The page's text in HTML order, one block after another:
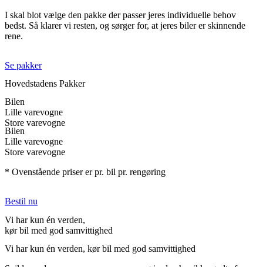
I skal blot vælge den pakke der passer jeres individuelle behov
bedst. Så klarer vi resten, og sørger for, at jeres biler er skinnende
rene.
Se pakker
Hovedstadens Pakker
Bilen
Lille varevogne
Store varevogne
Bilen
Lille varevogne
Store varevogne
* Ovenstående priser er pr. bil pr. rengøring
Bestil nu
Vi har kun én verden,
kør bil med god samvittighed
Vi har kun én verden, kør bil med god samvittighed